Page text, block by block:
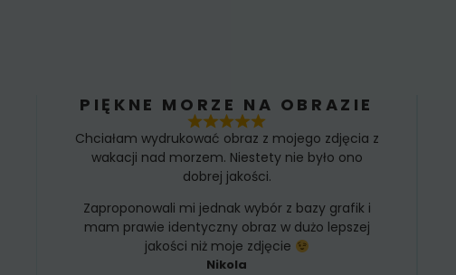
PIĘKNE MORZE NA OBRAZIE
Chciałam wydrukować obraz z mojego zdjęcia z
wakacji nad morzem. Niestety nie było ono
dobrej jakości.
Zaproponowali mi jednak wybór z bazy grafik i
mam prawie identyczny obraz w dużo lepszej
jakości niż moje zdjęcie
Nikola